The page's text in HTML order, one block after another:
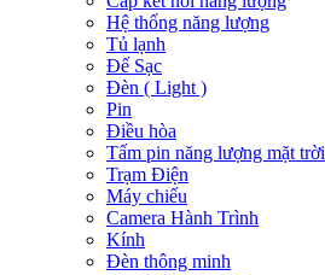
Hệ thống năng lượng
Tủ lạnh
Đế Sạc
Đèn ( Light )
Pin
Điều hòa
Tấm pin năng lượng mặt trời
Trạm Điện
Máy chiếu
Camera Hành Trình
Kính
Đèn thông minh